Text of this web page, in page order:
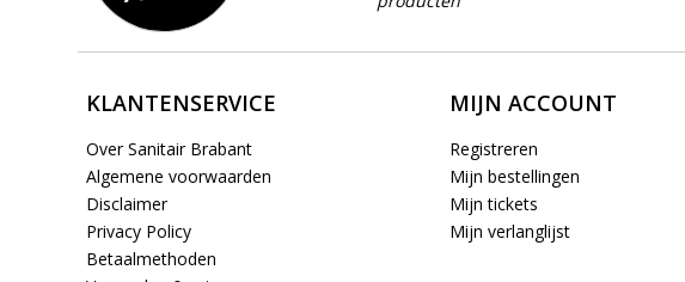
KLANTENSERVICE
Over Sanitair Brabant
Algemene voorwaarden
Disclaimer
Privacy Policy
Betaalmethoden
MIJN ACCOUNT
Registreren
Mijn bestellingen
Mijn tickets
Mijn verlanglijst